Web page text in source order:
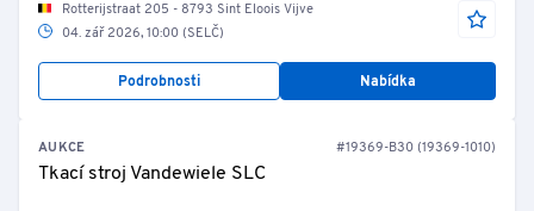
Rotterijstraat 205 - 8793 Sint Eloois Vijve
04. zář 2026, 10:00 (SELČ)
Podrobnosti Nabídka
AUKCE #19369-B30 (19369-1010)
Tkací stroj Vandewiele SLC